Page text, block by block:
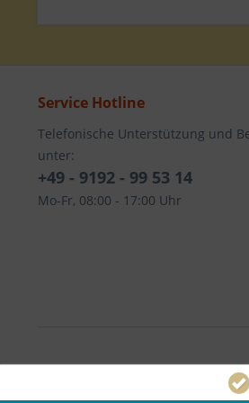
Service Hotline
Telefonische Unterstützung und
unter:
+49 - 9192 - 99 53 14
Mo-Fr, 08:00 - 17:00 Uhr